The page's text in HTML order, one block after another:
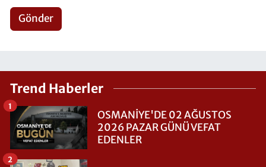
Gönder
Trend Haberler
OSMANİYE'DE 02 AĞUSTOS
2026 PAZAR GÜNÜ VEFAT
EDENLER
1
2